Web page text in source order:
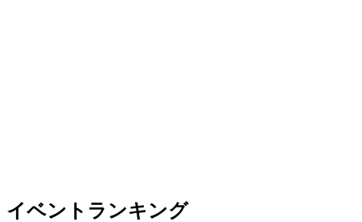
イベントランキング